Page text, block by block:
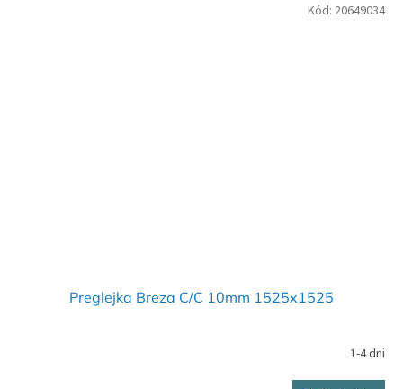
Preglejka Breza C/C 10mm 1525x1525
1-4 dni
Kód: 20649034